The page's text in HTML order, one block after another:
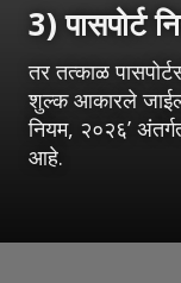
3) पासपोर्ट
तर तत्काळ
शुल्क आकारले जाईल.
नियम, २०२६’
आहे.